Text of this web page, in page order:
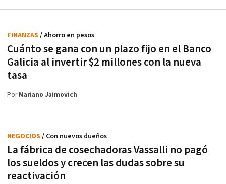
Cuánto se gana con un plazo fijo en el Banco
Galicia al invertir $2 millones con la nueva
tasa
FINANZAS / Ahorro en pesos
PorMariano Jaimovich
La fábrica de cosechadoras Vassalli no pagó
los sueldos y crecen las dudas sobre su
reactivación
NEGOCIOS / Con nuevos dueños